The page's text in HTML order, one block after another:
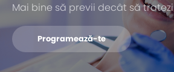
Mai bine să previi decât să tratezi
Programează-te